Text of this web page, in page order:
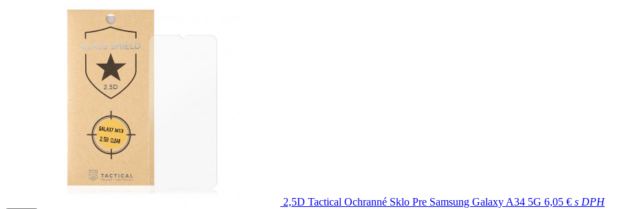
2,5D Tactical Ochranné Sklo Pre Samsung Galaxy A34 5G 6,05 € s DPH